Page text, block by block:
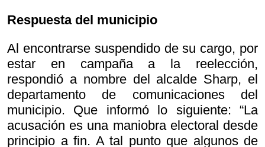
Respuesta del municipio
Al encontrarse suspendido de su cargo, por
estar en campaña a la reelección,
respondió a nombre del alcalde Sharp, el
departamento de comunicaciones del
municipio. Que informó lo siguiente: “La
acusación es una maniobra electoral desde
principio a fin. A tal punto que algunos de